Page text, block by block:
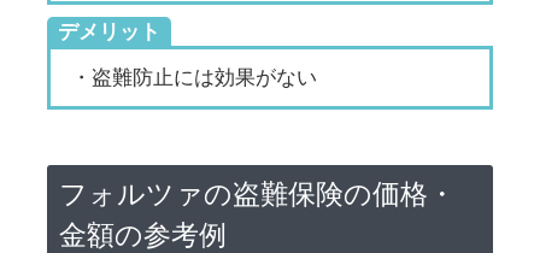
デメリット
・盗難防止には効果がない
フォルツァの盗難保険の価格・
金額の参考例